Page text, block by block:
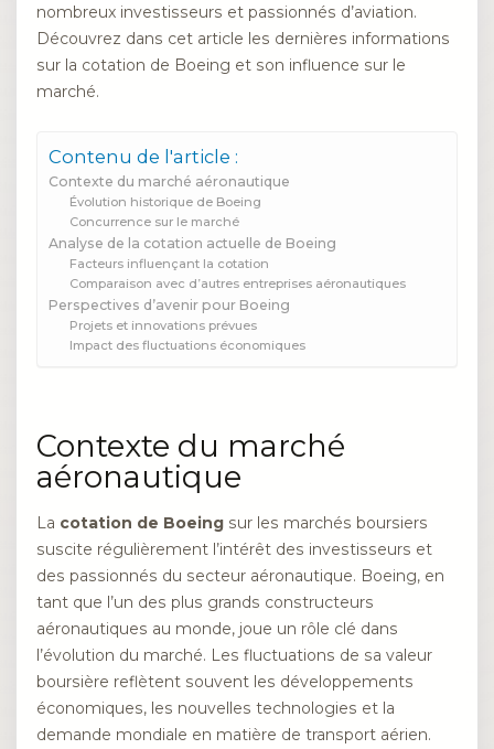
nombreux investisseurs et passionnés d’aviation.
Découvrez dans cet article les dernières informations
sur la cotation de Boeing et son influence sur le
marché.
Contenu de l'article :
Contexte du marché aéronautique
Évolution historique de Boeing
Concurrence sur le marché
Analyse de la cotation actuelle de Boeing
Facteurs influençant la cotation
Comparaison avec d’autres entreprises aéronautiques
Perspectives d’avenir pour Boeing
Projets et innovations prévues
Impact des fluctuations économiques
Contexte du marché
aéronautique
La cotation de Boeing sur les marchés boursiers
suscite régulièrement l’intérêt des investisseurs et
des passionnés du secteur aéronautique. Boeing, en
tant que l’un des plus grands constructeurs
aéronautiques au monde, joue un rôle clé dans
l’évolution du marché. Les fluctuations de sa valeur
boursière reflètent souvent les développements
économiques, les nouvelles technologies et la
demande mondiale en matière de transport aérien.